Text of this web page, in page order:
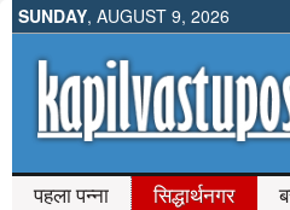
SUNDAY, AUGUST 9, 2026
पहला पन्ना सिद्धार्थनगर